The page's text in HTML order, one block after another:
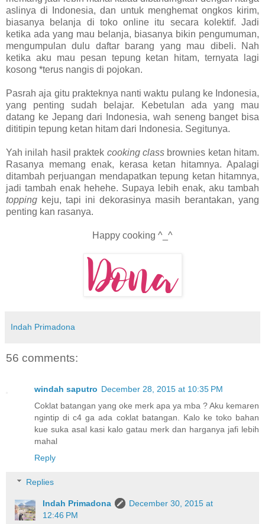
aslinya di Indonesia, dan untuk menghemat ongkos kirim,
biasanya belanja di toko online itu secara kolektif. Jadi
ketika ada yang mau belanja, biasanya bikin pengumuman,
mengumpulan dulu daftar barang yang mau dibeli. Nah
ketika aku mau pesan tepung ketan hitam, ternyata lagi
kosong *terus nangis di pojokan.
Pasrah aja gitu prakteknya nanti waktu pulang ke Indonesia,
yang penting sudah belajar. Kebetulan ada yang mau
datang ke Jepang dari Indonesia, wah seneng banget bisa
dititipin tepung ketan hitam dari Indonesia. Segitunya.
Yah inilah hasil praktek cooking classbrownies ketan hitam.
Rasanya memang enak, kerasa ketan hitamnya. Apalagi
ditambah perjuangan mendapatkan tepung ketan hitamnya,
jadi tambah enak hehehe. Supaya lebih enak, aku tambah
topping keju, tapi ini dekorasinya masih berantakan, yang
penting kan rasanya.
Happy cooking ^_^
Indah Primadona
56 comments:
windah saputro December 28, 2015 at 10:35 PM
Coklat batangan yang oke merk apa ya mba ? Aku kemaren
ngintip di c4 ga ada coklat batangan. Kalo ke toko bahan
kue suka asal kasi kalo gatau merk dan harganya jafi lebih
mahal
Reply
Replies
Indah Primadona
December 30, 2015 at
12:46 PM